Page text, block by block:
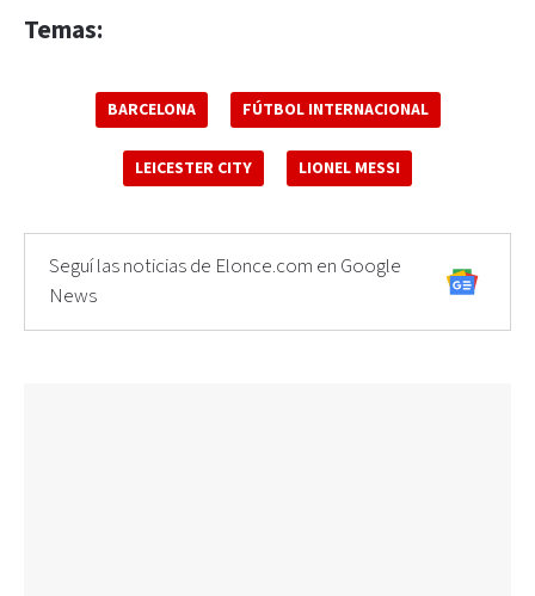
Temas:
BARCELONA FÚTBOL INTERNACIONAL
LEICESTER CITY LIONEL MESSI
Seguí las noticias de Elonce.com en Google
News